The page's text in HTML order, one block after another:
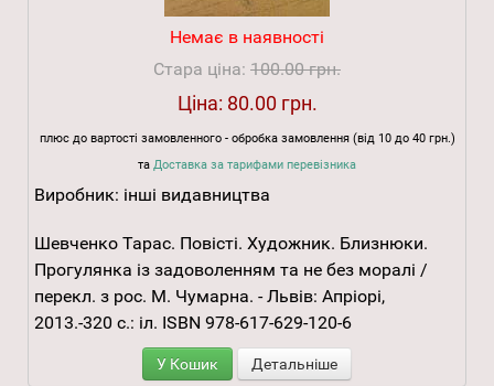
Немає в наявності
Стара ціна: 100.00 грн.
Ціна: 80.00 грн.
плюс до вартості замовленного - обробка замовлення (від 10 до 40 грн.)
та Доставка за тарифами перевізника
Виробник: інші видавництва
Шевченко Тарас. Повісті. Художник. Близнюки.
Прогулянка із задоволенням та не без моралі /
перекл. з рос. М. Чумарна. - Львів: Апріорі,
2013.-320 с.: іл. ISBN 978-617-629-120-6
У Кошик Детальніше